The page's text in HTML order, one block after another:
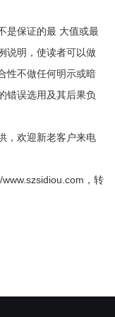
是保证的最 大值或最
说明，使读者可以做
性不做任何明示或暗
错误选用及其后果负
，欢迎新老客户来电
，转